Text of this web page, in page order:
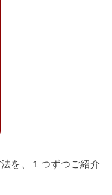
を、１つずつご紹介